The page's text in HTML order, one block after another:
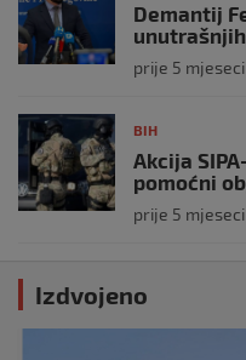
Demantij
prije 5 mjeseci
BIH
Akcija
pomoćni
prije 5 mjeseci
Izdvojeno